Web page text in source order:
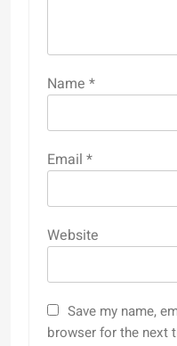
Name *
Email *
Website
Save my name,
browser for the next